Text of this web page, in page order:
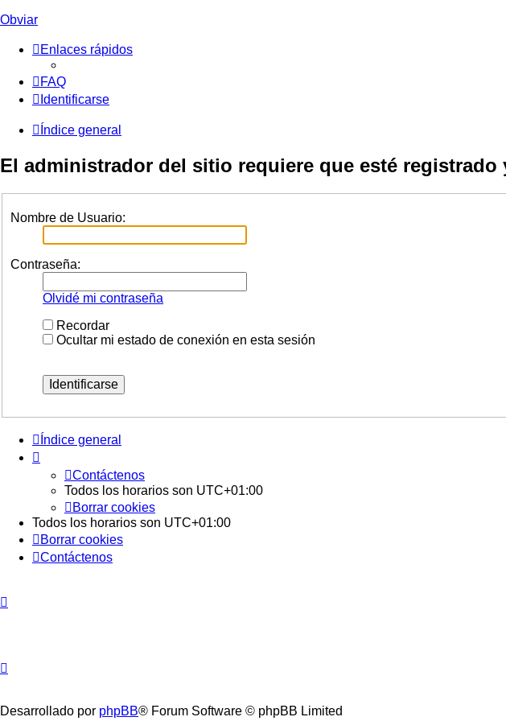
Obviar
Enlaces rápidos
FAQ
Identificarse
Índice general
El administrador del sitio requiere que esté
Nombre de Usuario:
Contraseña:
Olvidé mi contraseña
Recordar
Ocultar mi estado de conexión en esta sesión
Índice general
Contáctenos
Todos los horarios son UTC+01:00
Borrar cookies
Todos los horarios son UTC+01:00
Borrar cookies
Contáctenos
Desarrollado por phpBB® Forum Software © phpBB Limited